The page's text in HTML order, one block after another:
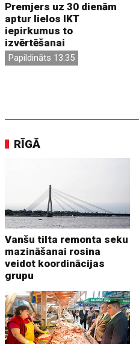
Premjers uz 30 dienām
aptur lielos IKT
iepirkumus to
izvērtēšanai
Papildināts 13:35
RĪGĀ
Vanšu tilta remonta seku
mazināšanai rosina
veidot koordinācijas
grupu